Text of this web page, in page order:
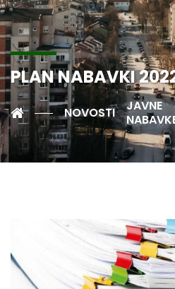
PLAN NABAVKI
NOVOSTI
JAVNE